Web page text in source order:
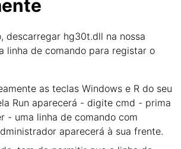
descarregar hg30t.dll na nossa
linha de comando para registar o
as teclas Windows e R do seu
Run aparecerá - digite cmd - prima
- uma linha de comando com
aparecerá à sua frente.